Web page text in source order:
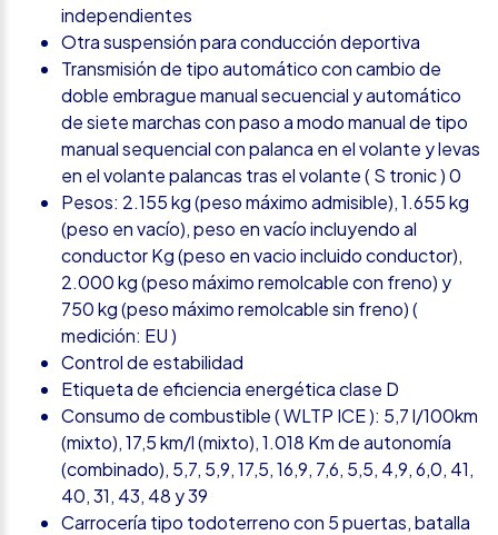
independientes
Otra suspensión para conducción deportiva
Transmisión de tipo automático con cambio de
doble embrague manual secuencial y automático
de siete marchas con paso a modo manual de tipo
manual sequencial con palanca en el volante y levas
en el volante palancas tras el volante ( S tronic ) 0
Pesos: 2.155 kg (peso máximo admisible), 1.655 kg
(peso en vacío), peso en vacío incluyendo al
conductor Kg (peso en vacio incluido conductor),
2.000 kg (peso máximo remolcable con freno) y
750 kg (peso máximo remolcable sin freno) (
medición: EU )
Control de estabilidad
Etiqueta de eficiencia energética clase D
Consumo de combustible ( WLTP ICE ): 5,7 l/100km
(mixto), 17,5 km/l (mixto), 1.018 Km de autonomía
(combinado), 5,7, 5,9, 17,5, 16,9, 7,6, 5,5, 4,9, 6,0, 41,
40, 31, 43, 48 y 39
Carrocería tipo todoterreno con 5 puertas, batalla